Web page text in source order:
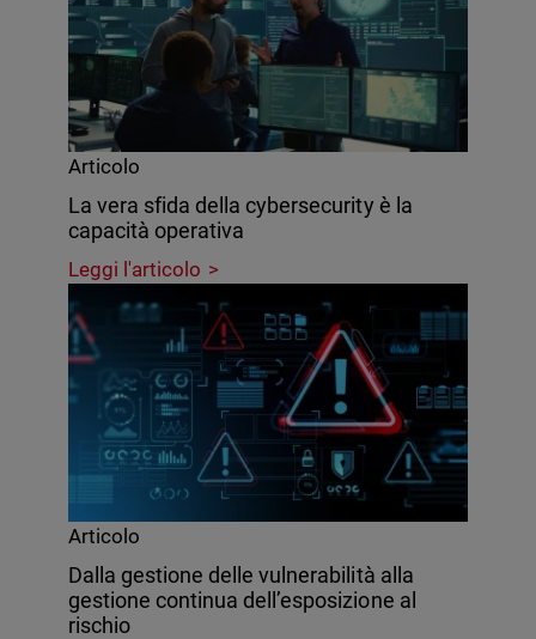
Articolo
La vera sfida della cybersecurity è la
capacità operativa
Leggi l'articolo
Articolo
Dalla gestione delle vulnerabilità alla
gestione continua dell’esposizione al
rischio